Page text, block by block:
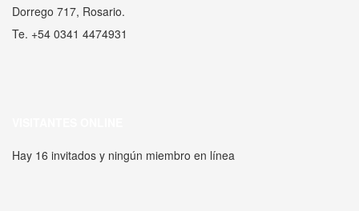
Dorrego 717, Rosario.
Te. +54 0341 4474931
Hay 16 invitados y ningún miembro en línea